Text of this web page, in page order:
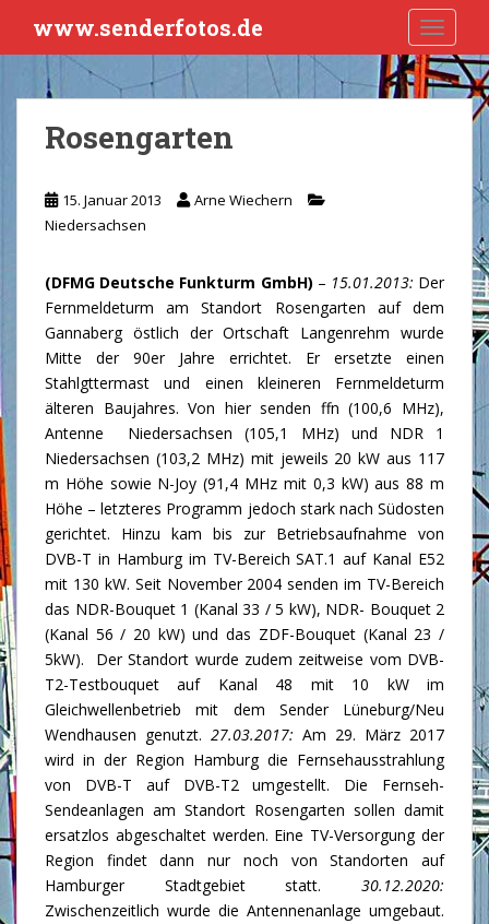
i
t
www.senderfotos.de
Rosengarten
15. Januar 2013
Arne Wiechern
Niedersachsen
(DFMG Deutsche Funkturm GmbH) – 15.01.2013: Der
Fernmeldeturm am Standort Rosengarten auf dem
Gannaberg östlich der Ortschaft Langenrehm wurde
Mitte der 90er Jahre errichtet. Er ersetzte einen
Stahlgttermast und einen kleineren Fernmeldeturm
älteren Baujahres. Von hier senden ffn (100,6 MHz),
Antenne Niedersachsen (105,1 MHz) und NDR 1
Niedersachsen (103,2 MHz) mit jeweils 20 kW aus 117
m Höhe sowie N-Joy (91,4 MHz mit 0,3 kW) aus 88 m
Höhe – letzteres Programm jedoch stark nach Südosten
gerichtet. Hinzu kam bis zur Betriebsaufnahme von
DVB-T in Hamburg im TV-Bereich SAT.1 auf Kanal E52
mit 130 kW. Seit November 2004 senden im TV-Bereich
das NDR-Bouquet 1 (Kanal 33 / 5 kW), NDR- Bouquet 2
(Kanal 56 / 20 kW) und das ZDF-Bouquet (Kanal 23 /
5kW). Der Standort wurde zudem zeitweise vom DVB-
T2-Testbouquet auf Kanal 48 mit 10 kW im
Gleichwellenbetrieb mit dem Sender Lüneburg/Neu
Wendhausen genutzt. 27.03.2017: Am 29. März 2017
wird in der Region Hamburg die Fernsehausstrahlung
von DVB-T auf DVB-T2 umgestellt. Die Fernseh-
Sendeanlagen am Standort Rosengarten sollen damit
ersatzlos abgeschaltet werden. Eine TV-Versorgung der
Region findet dann nur noch von Standorten auf
Hamburger Stadtgebiet statt. 30.12.2020:
Zwischenzeitlich wurde die Antennenanlage umgebaut.